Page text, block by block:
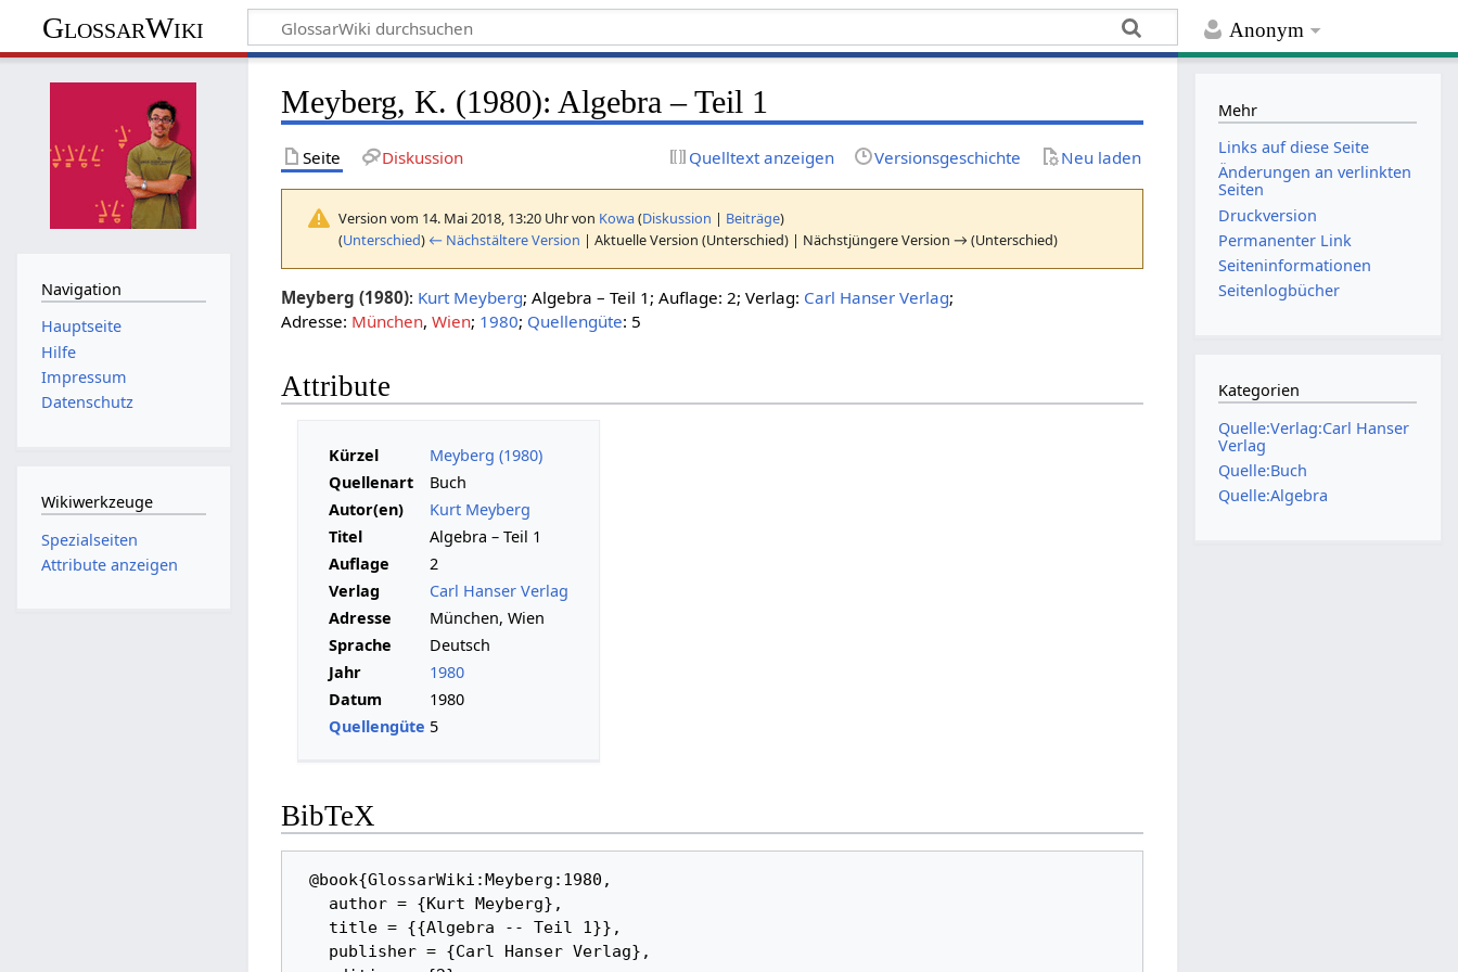
Anonym
GlossarWiki
Meyberg, K. (1980): Algebra – Teil 1
Seite Diskussion Quelltext anzeigen Versionsgeschichte Neu laden
Version vom 14. Mai 2018, 13:20 Uhr von Kowa(Diskussion | Beiträge)
(Unterschied) ← Nächstältere Version | Aktuelle Version (Unterschied) | Nächstjüngere Version → (Unterschied)
Meyberg (1980): Kurt Meyberg; Algebra – Teil 1; Auflage: 2; Verlag: Carl Hanser Verlag;
Adresse: München,Wien; 1980; Quellengüte: 5
Attribute
Kürzel
Meyberg (1980)
Quellenart
Buch
Autor(en)
Kurt Meyberg
Titel
Algebra – Teil 1
Auflage
2
Verlag
Carl Hanser Verlag
Adresse
München, Wien
Sprache
Deutsch
Jahr
1980
Datum
1980
Quellengüte 5
BibTeX
Navigation
Hauptseite
Hilfe
Impressum
Datenschutz
Wikiwerkzeuge
Spezialseiten
Attribute anzeigen
Mehr
Links auf diese Seite
Änderungen an verlinkten
Seiten
Druckversion
Permanenter Link
Seiten­­informationen
Seitenlogbücher
Kategorien
Quelle:Verlag:Carl Hanser
Verlag
Quelle:Buch
Quelle:Algebra